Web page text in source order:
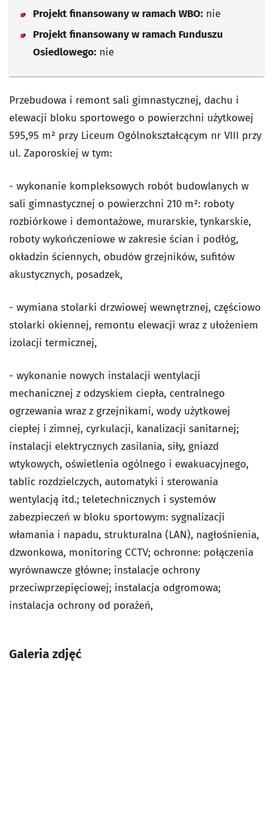
Projekt finansowany w ramach WBO: nie
Projekt finansowany w ramach Funduszu
Osiedlowego: nie
Przebudowa i remont sali gimnastycznej, dachu i
elewacji bloku sportowego o powierzchni użytkowej
595,95 m² przy Liceum Ogólnokształcącym nr VIII przy
ul. Zaporoskiej w tym:
- wykonanie kompleksowych robót budowlanych w
sali gimnastycznej o powierzchni 210 m²: roboty
rozbiórkowe i demontażowe, murarskie, tynkarskie,
roboty wykończeniowe w zakresie ścian i podłóg,
okładzin ściennych, obudów grzejników, sufitów
akustycznych, posadzek,
- wymiana stolarki drzwiowej wewnętrznej, częściowo
stolarki okiennej, remontu elewacji wraz z ułożeniem
izolacji termicznej,
- wykonanie nowych instalacji wentylacji
mechanicznej z odzyskiem ciepła, centralnego
ogrzewania wraz z grzejnikami, wody użytkowej
ciepłej i zimnej, cyrkulacji, kanalizacji sanitarnej;
instalacji elektrycznych zasilania, siły, gniazd
wtykowych, oświetlenia ogólnego i ewakuacyjnego,
tablic rozdzielczych, automatyki i sterowania
wentylacją itd.; teletechnicznych i systemów
zabezpieczeń w bloku sportowym: sygnalizacji
włamania i napadu, strukturalna (LAN), nagłośnienia,
dzwonkowa, monitoring CCTV; ochronne: połączenia
wyrównawcze główne; instalacje ochrony
przeciwprzepięciowej; instalacja odgromowa;
instalacja ochrony od porażeń,
Galeria zdjęć